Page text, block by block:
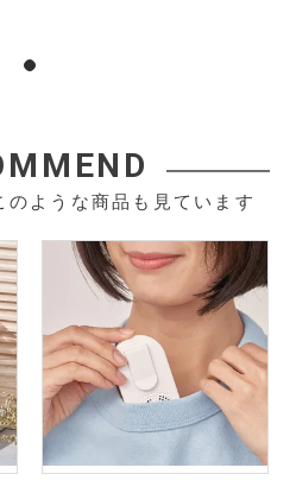
のような商品も見ています